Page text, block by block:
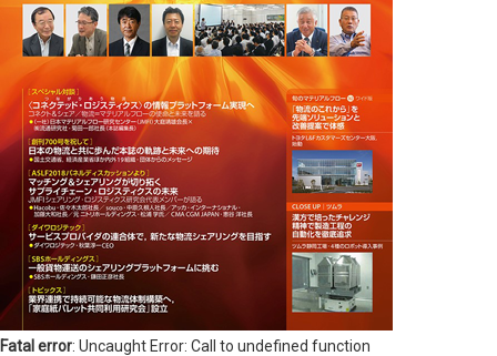
運送会社様 荷主様
iGOQの最新情報をメールでご希望される方に
ニュースレターを配信しております。
ニュースレターを登録する
取材のご依頼、プレス関連についてはこちらから
Fatal error: Uncaught Error: Call to undefined function